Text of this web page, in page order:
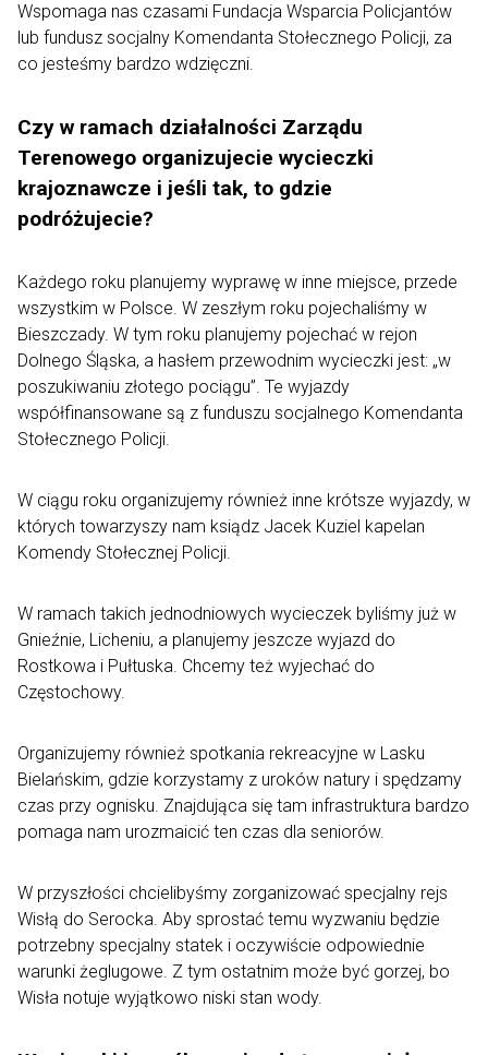
Wspomaga nas czasami Fundacja Wsparcia Policjantów
lub fundusz socjalny Komendanta Stołecznego Policji, za
co jesteśmy bardzo wdzięczni.
Czy w ramach działalności Zarządu
Terenowego organizujecie wycieczki
krajoznawcze i jeśli tak, to gdzie
podróżujecie?
Każdego roku planujemy wyprawę w inne miejsce, przede
wszystkim w Polsce. W zeszłym roku pojechaliśmy w
Bieszczady. W tym roku planujemy pojechać w rejon
Dolnego Śląska, a hasłem przewodnim wycieczki jest: „w
poszukiwaniu złotego pociągu”. Te wyjazdy
współfinansowane są z funduszu socjalnego Komendanta
Stołecznego Policji.
W ciągu roku organizujemy również inne krótsze wyjazdy, w
których towarzyszy nam ksiądz Jacek Kuziel kapelan
Komendy Stołecznej Policji.
W ramach takich jednodniowych wycieczek byliśmy już w
Gnieźnie, Licheniu, a planujemy jeszcze wyjazd do
Rostkowa i Pułtuska. Chcemy też wyjechać do
Częstochowy.
Organizujemy również spotkania rekreacyjne w Lasku
Bielańskim, gdzie korzystamy z uroków natury i spędzamy
czas przy ognisku. Znajdująca się tam infrastruktura bardzo
pomaga nam urozmaicić ten czas dla seniorów.
W przyszłości chcielibyśmy zorganizować specjalny rejs
Wisłą do Serocka. Aby sprostać temu wyzwaniu będzie
potrzebny specjalny statek i oczywiście odpowiednie
warunki żeglugowe. Z tym ostatnim może być gorzej, bo
Wisła notuje wyjątkowo niski stan wody.